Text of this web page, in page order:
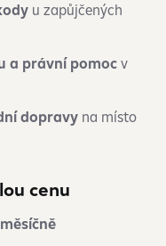
u zapůjčených
a právní pomoc v
dopravy na místo
cenu